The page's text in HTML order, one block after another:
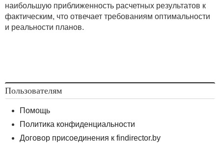
наибольшую приближенность расчетных результатов к
фактическим, что отвечает требованиям оптимальности
и реальности планов.
Пользователям
Помощь
Политика конфиденциальности
Договор присоединения к findirector.by